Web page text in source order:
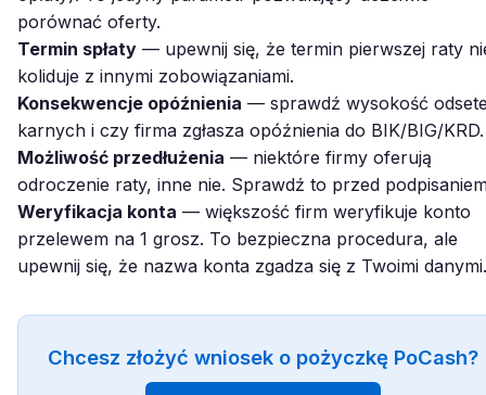
porównać oferty.
Termin spłaty — upewnij się, że termin pierwszej raty
koliduje z innymi zobowiązaniami.
Konsekwencje opóźnienia — sprawdź wysokość
karnych i czy firma zgłasza opóźnienia do BIK/BIG/KRD.
Możliwość przedłużenia — niektóre firmy oferują
odroczenie raty, inne nie. Sprawdź to przed
Weryfikacja konta — większość firm weryfikuje konto
przelewem na 1 grosz. To bezpieczna procedura, ale
upewnij się, że nazwa konta zgadza się z Twoimi danymi.
Chcesz złożyć wniosek o pożyczkę PoCash?